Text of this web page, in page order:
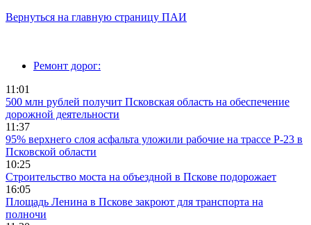
Вернуться на главную страницу ПАИ
Ремонт дорог:
11:01
500 млн рублей получит Псковская область на обеспечение
дорожной деятельности
11:37
95% верхнего слоя асфальта уложили рабочие на трассе Р-23 в
Псковской области
10:25
Строительство моста на объездной в Пскове подорожает
16:05
Площадь Ленина в Пскове закроют для транспорта на
полночи